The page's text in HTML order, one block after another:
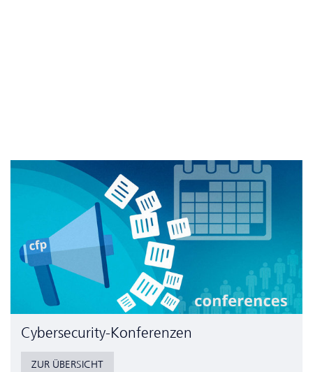
Cyber­security-Konferenzen
ZUR ÜBERSICHT